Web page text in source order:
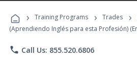
Programs
› Training Programs › Trades ›
(Aprendiendo Inglés para esta Profesión)
phone Call Us: 855.520.6806